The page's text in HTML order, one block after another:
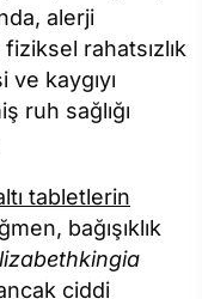
alerji
rahatsızlık
kaygıyı
ruh sağlığı
tabletlerin
bağışıklık
ciddi